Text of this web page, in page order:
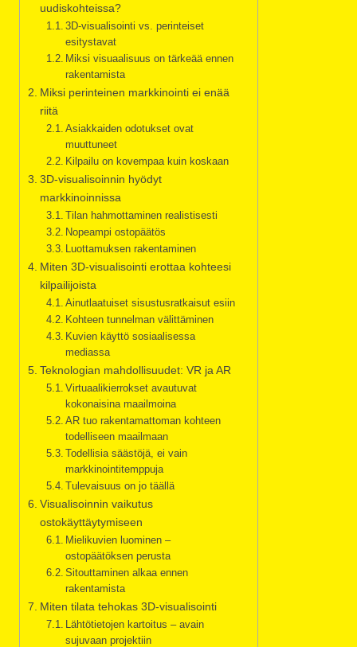
uudiskohteissa?
3D-visualisointi vs. perinteiset
esitystavat
Miksi visuaalisuus on tärkeää ennen
rakentamista
Miksi perinteinen markkinointi ei enää
riitä
Asiakkaiden odotukset ovat
muuttuneet
Kilpailu on kovempaa kuin koskaan
3D-visualisoinnin hyödyt
markkinoinnissa
Tilan hahmottaminen realistisesti
Nopeampi ostopäätös
Luottamuksen rakentaminen
Miten 3D-visualisointi erottaa kohteesi
kilpailijoista
Ainutlaatuiset sisustusratkaisut esiin
Kohteen tunnelman välittäminen
Kuvien käyttö sosiaalisessa
mediassa
Teknologian mahdollisuudet: VR ja AR
Virtuaalikierrokset avautuvat
kokonaisina maailmoina
AR tuo rakentamattoman kohteen
todelliseen maailmaan
Todellisia säästöjä, ei vain
markkinointitemppuja
Tulevaisuus on jo täällä
Visualisoinnin vaikutus
ostokäyttäytymiseen
Mielikuvien luominen –
ostopäätöksen perusta
Sitouttaminen alkaa ennen
rakentamista
Miten tilata tehokas 3D-visualisointi
Lähtötietojen kartoitus – avain
sujuvaan projektiin